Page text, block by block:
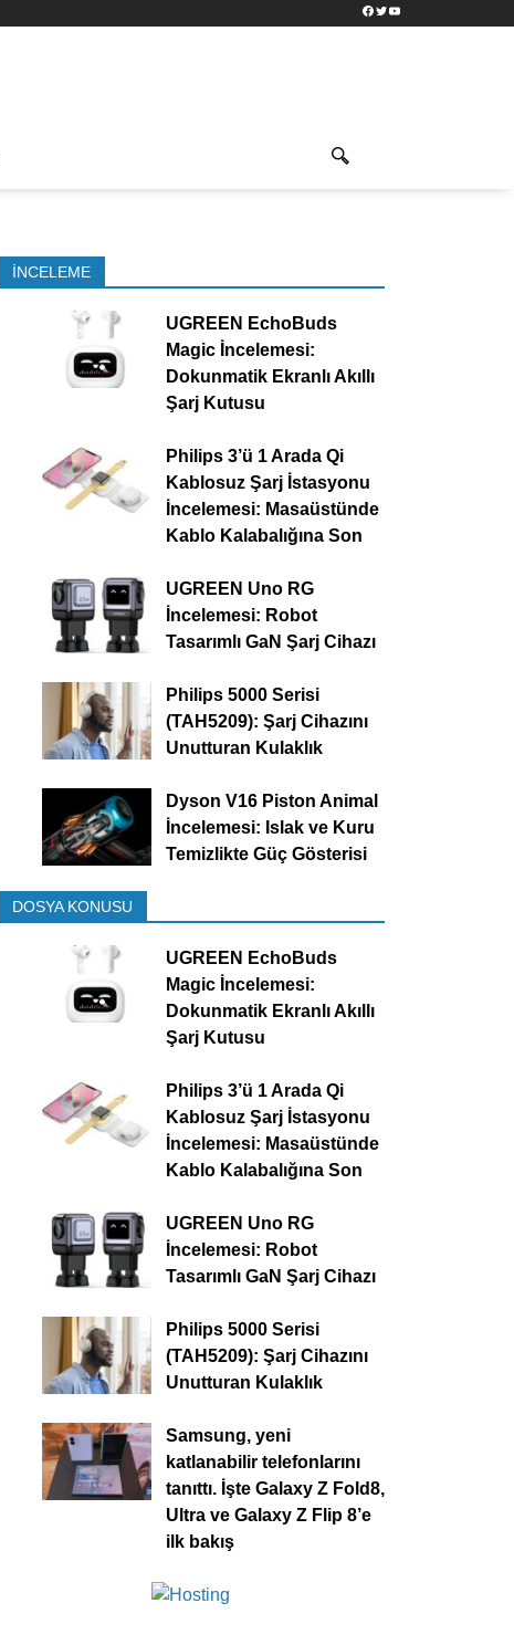
Facebook
TwitterYouTube
İNCELEME
UGREEN EchoBuds
Magic İncelemesi:
Dokunmatik Ekranlı Akıllı
Şarj Kutusu
Philips 3’ü 1 Arada Qi
Kablosuz Şarj İstasyonu
İncelemesi: Masaüstünde
Kablo Kalabalığına Son
UGREEN Uno RG
İncelemesi: Robot
Tasarımlı GaN Şarj Cihazı
Philips 5000 Serisi
(TAH5209): Şarj Cihazını
Unutturan Kulaklık
Dyson V16 Piston Animal
İncelemesi: Islak ve Kuru
Temizlikte Güç Gösterisi
DOSYA KONUSU
UGREEN EchoBuds
Magic İncelemesi:
Dokunmatik Ekranlı Akıllı
Şarj Kutusu
Philips 3’ü 1 Arada Qi
Kablosuz Şarj İstasyonu
İncelemesi: Masaüstünde
Kablo Kalabalığına Son
UGREEN Uno RG
İncelemesi: Robot
Tasarımlı GaN Şarj Cihazı
Philips 5000 Serisi
(TAH5209): Şarj Cihazını
Unutturan Kulaklık
Samsung, yeni
katlanabilir telefonlarını
tanıttı. İşte Galaxy Z Fold8,
Ultra ve Galaxy Z Flip 8’e
ilk bakış